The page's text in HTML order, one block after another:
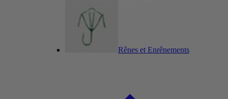
Rênes et Enrênements